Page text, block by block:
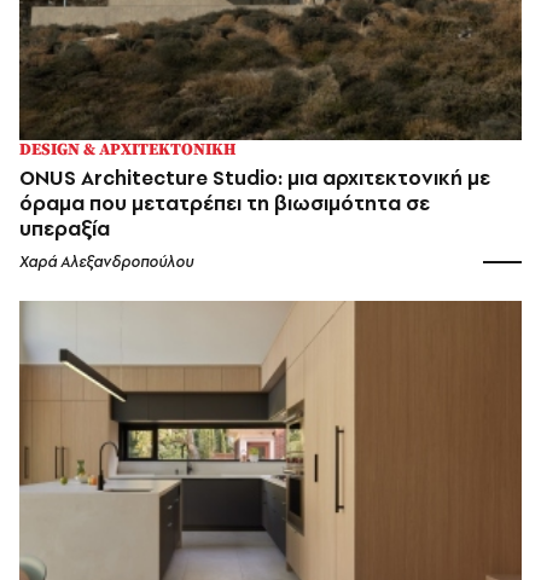
DESIGN & ΑΡΧΙΤΕΚΤΟΝΙΚΗ
ONUS Architecture Studio: μια αρχιτεκτονική με
όραμα που μετατρέπει τη βιωσιμότητα σε
υπεραξία
Χαρά Αλεξανδροπούλου